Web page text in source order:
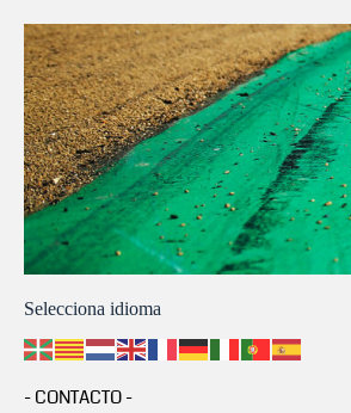
Selecciona idioma
- CONTACTO -